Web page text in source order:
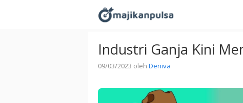
Industri Ganja Kini
09/03/2023 oleh Deniva